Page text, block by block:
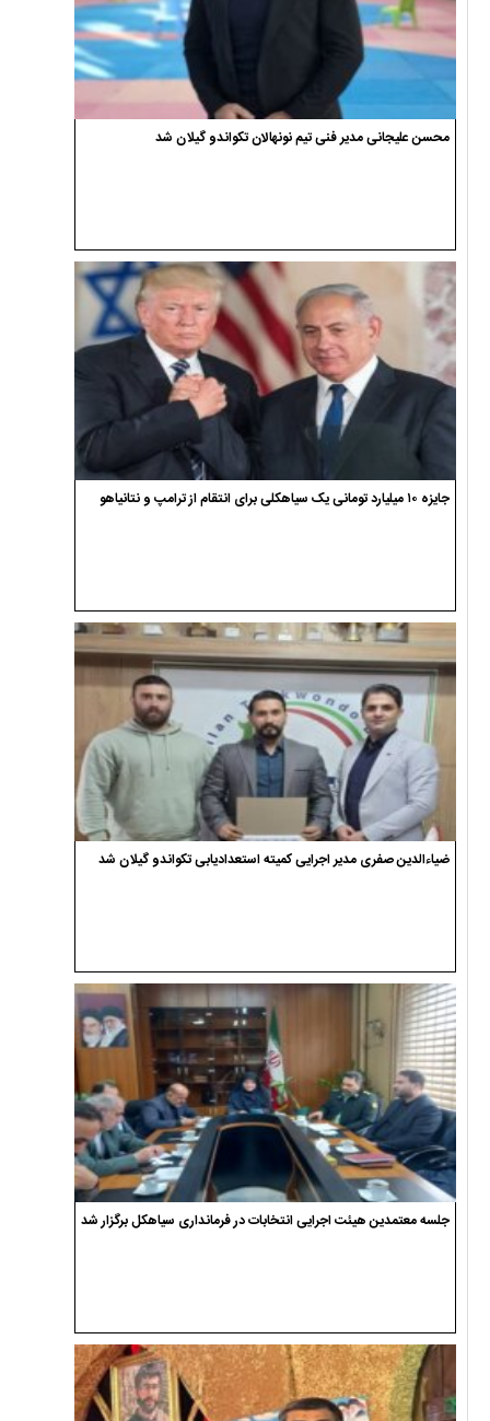
محسن علیجانی مدیر فنی تیم نونهالان تکواندو گیلان شد
جایزه ۱۰ میلیارد تومانی یک سیاهکلی برای انتقام از ترامپ و نتانیاهو
ضیاءالدین صفری مدیر اجرایی کمیته استعدادیابی تکواندو گیلان شد
جلسه معتمدین هیئت اجرایی انتخابات در فرمانداری سیاهکل برگزار شد